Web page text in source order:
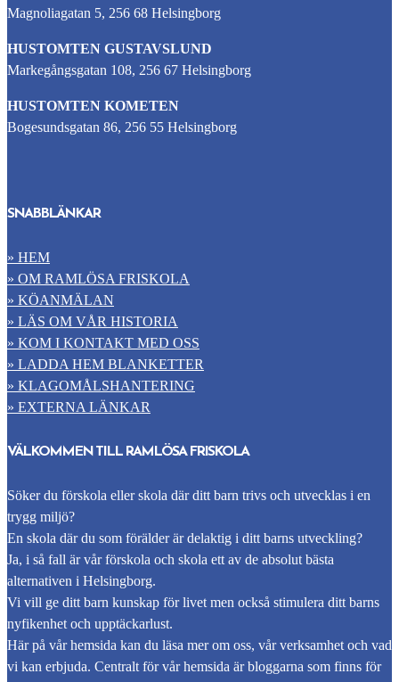
Magnoliagatan 5, 256 68 Helsingborg
HUSTOMTEN GUSTAVSLUND
Markegångsgatan 108, 256 67 Helsingborg
HUSTOMTEN KOMETEN
Bogesundsgatan 86, 256 55 Helsingborg
SNABBLÄNKAR
» HEM
» OM RAMLÖSA FRISKOLA
» KÖANMÄLAN
» LÄS OM VÅR HISTORIA
» KOM I KONTAKT MED OSS
» LADDA HEM BLANKETTER
» KLAGOMÅLSHANTERING
» EXTERNA LÄNKAR
VÄLKOMMEN TILL RAMLÖSA FRISKOLA
Söker du förskola eller skola där ditt barn trivs och utvecklas i en
trygg miljö?
En skola där du som förälder är delaktig i ditt barns utveckling?
Ja, i så fall är vår förskola och skola ett av de absolut bästa
alternativen i Helsingborg.
Vi vill ge ditt barn kunskap för livet men också stimulera ditt barns
nyfikenhet och upptäckarlust.
Här på vår hemsida kan du läsa mer om oss, vår verksamhet och vad
vi kan erbjuda. Centralt för vår hemsida är bloggarna som finns för